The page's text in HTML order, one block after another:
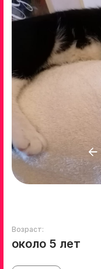
Возраст:
около 5 лет